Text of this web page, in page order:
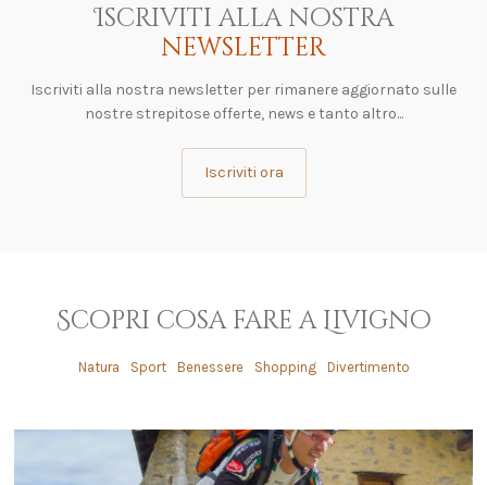
Iscriviti alla nostra
newsletter
Iscriviti alla nostra newsletter per rimanere aggiornato sulle
nostre strepitose offerte, news e tanto altro...
Iscriviti ora
Scopri cosa fare a Livigno
Natura Sport Benessere Shopping Divertimento